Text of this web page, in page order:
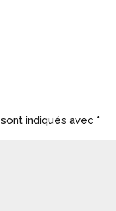
indiqués avec *